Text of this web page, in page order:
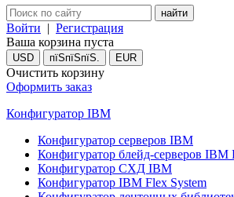
Войти | Регистрация
Ваша корзина пуста
USD пїЅпїЅпїЅ. EUR
Очистить корзину
Оформить заказ
Конфигуратор IBM
Конфигуратор серверов IBM
Конфигуратор блейд-серверов IBM
Конфигуратор СХД IBM
Конфигуратор IBM Flex System